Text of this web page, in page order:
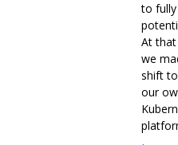
to
At
we
shift
our